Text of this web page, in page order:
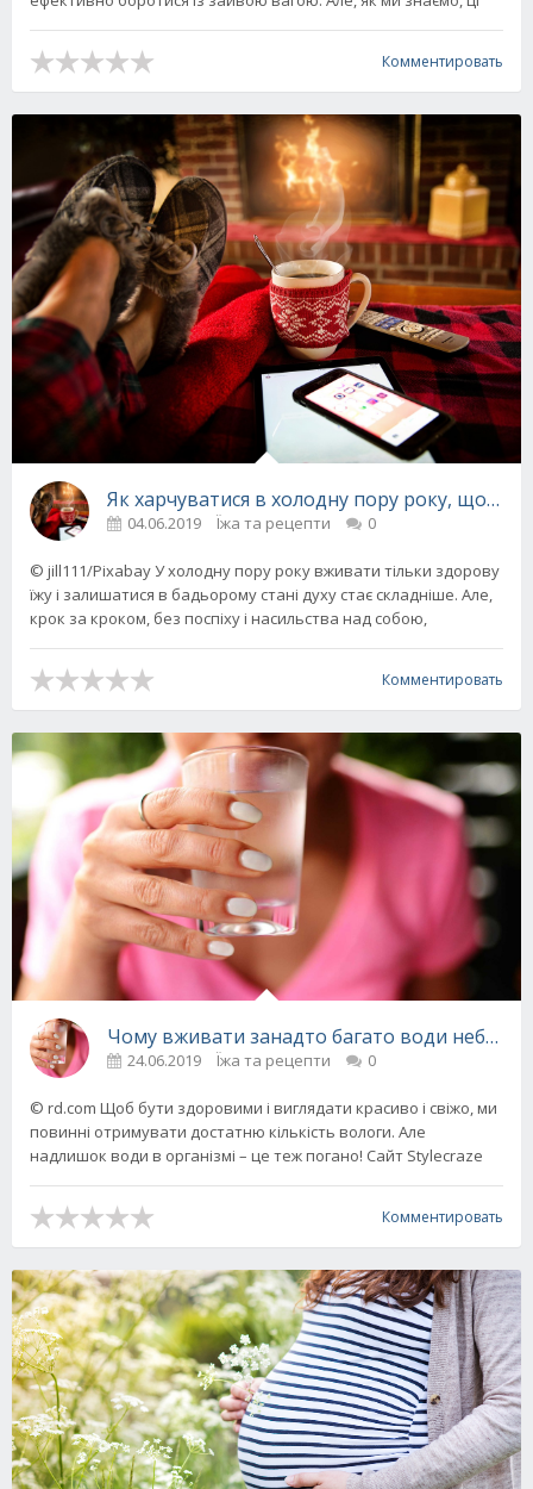
Комментировать
Як харчуватися в холодну пору року, щоб не
04.06.2019 Їжа та рецепти 0
© jill111/Pixabay У холодну пору року вживати тільки здорову
їжу і залишатися в бадьорому стані духу стає складніше. Але,
крок за кроком, без поспіху і насильства над собою,
Комментировать
Чому вживати занадто багато води
24.06.2019 Їжа та рецепти 0
© rd.com Щоб бути здоровими і виглядати красиво і свіжо, ми
повинні отримувати достатню кількість вологи. Але
надлишок води в організмі – це теж погано! Сайт Stylecraze
Комментировать